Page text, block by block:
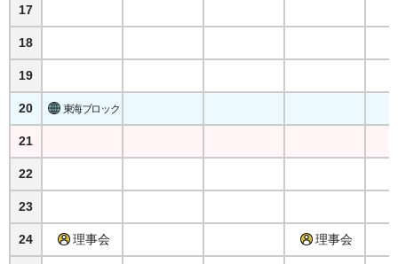
17
18
19
20 東海ブロック
21
22
23
24 理事会 理事会